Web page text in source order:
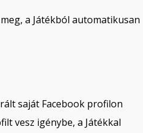
a Játékból automatikusan
saját Facebook profilon
vesz igénybe, a Játékkal